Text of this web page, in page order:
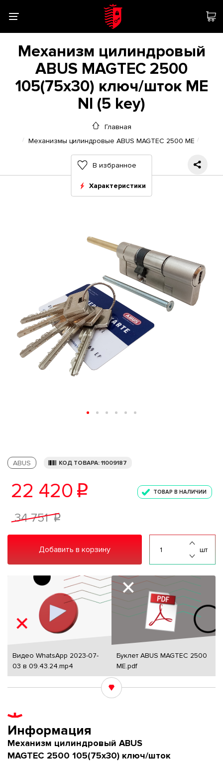
Механизм цилиндровый
ABUS MAGTEC 2500
105(75x30) ключ/шток ME
NI (5 key)
Главная
Механизмы цилиндровые ABUS MAGTEC 2500 ME
В избранное
Характеристики
ABUS КОД ТОВАРА: 11009187
22 420 p ТОВАР В НАЛИЧИИ
34 751 p
Добавить в корзину шт
Видео WhatsApp 2023-07-
03 в 09.43.24.mp4
Буклет ABUS MAGTEC 2500
ME.pdf
Информация
Механизм цилиндровый ABUS
MAGTEC 2500 105(75x30) ключ/шток